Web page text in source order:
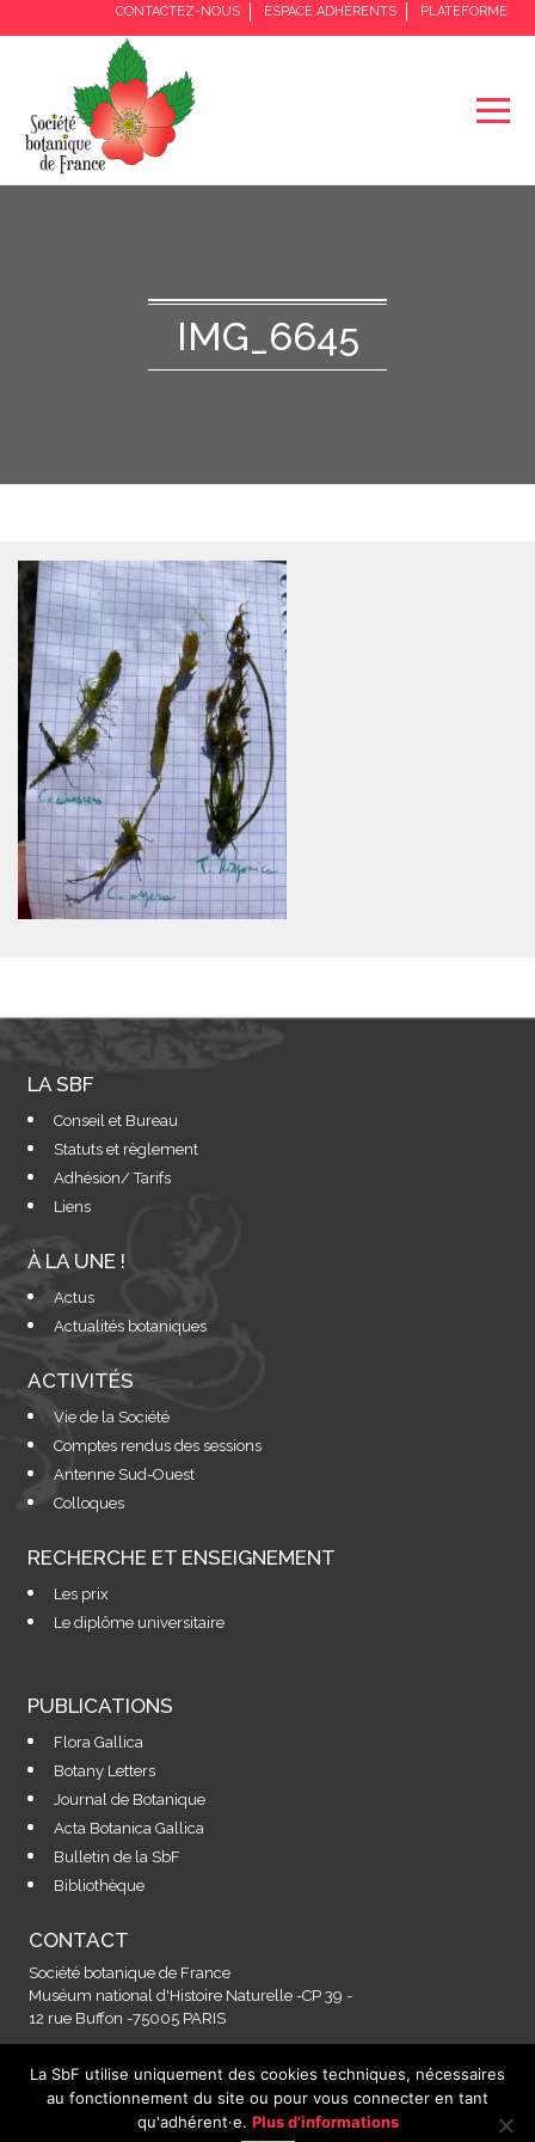
CONTACTEZ-NOUS ESPACE ADHÉRENTS PLATEFORME
IMG_6645
LA SBF
Conseil et Bureau
Statuts et règlement
Adhésion/ Tarifs
Liens
À LA UNE !
Actus
Actualités botaniques
ACTIVITÉS
Vie de la Société
Comptes rendus des sessions
Antenne Sud-Ouest
Colloques
RECHERCHE ET ENSEIGNEMENT
Les prix
Le diplôme universitaire
PUBLICATIONS
Flora Gallica
Botany Letters
Journal de Botanique
Acta Botanica Gallica
Bulletin de la SbF
Bibliothèque
CONTACT
Société botanique de France
Muséum national d'Histoire Naturelle -CP 39 -
12 rue Buffon -75005 PARIS
Contactez-nous à l'adresse :
secretariat@societebotaniquedefrance.fr
La SbF utilise uniquement des cookies techniques, nécessaires
au fonctionnement du site ou pour vous connecter en tant
qu'adhérent·e. Plus d'informations